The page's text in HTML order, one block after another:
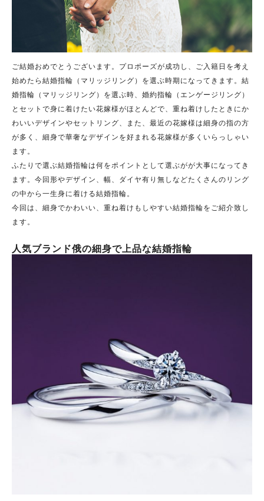
ご結婚おめでとうございます。プロポーズが成功し、ご入籍日を考え
始めたら結婚指輪（マリッジリング）を選ぶ時期になってきます。結
婚指輪（マリッジリング）を選ぶ時、婚約指輪（エンゲージリング）
とセットで身に着けたい花嫁様がほとんどで、重ね着けしたときにか
わいいデザインやセットリング、また、最近の花嫁様は細身の指の方
が多く、細身で華奢なデザインを好まれる花嫁様が多くいらっしゃい
ます。
ふたりで選ぶ結婚指輪は何をポイントとして選ぶがが大事になってき
ます。今回形やデザイン、幅、ダイヤ有り無しなどたくさんのリング
の中から一生身に着ける結婚指輪。
今回は、細身でかわいい、重ね着けもしやすい結婚指輪をご紹介致し
ます。
人気ブランド俄の細身で上品な結婚指輪